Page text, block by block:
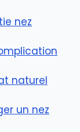
nez
naturel
un nez